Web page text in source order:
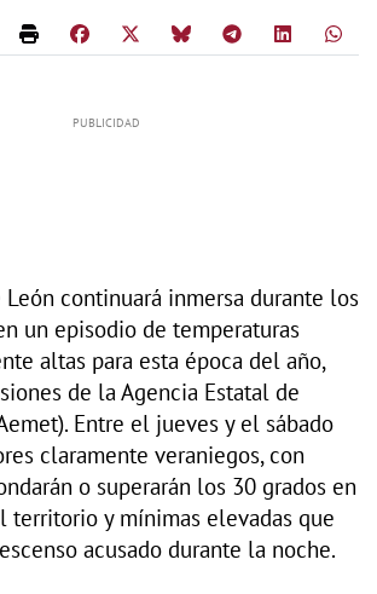
continuará inmersa durante los
un episodio de temperaturas
altas para esta época del año,
de la Agencia Estatal de
Entre el jueves y el sábado
claramente veraniegos, con
o superarán los 30 grados en
territorio y mínimas elevadas que
acusado durante la noche.